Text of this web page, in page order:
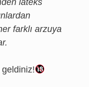
lateks
farklı arzuya